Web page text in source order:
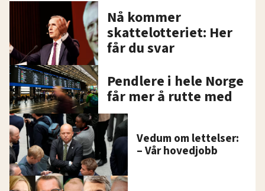
Nå kommer
skattelotteriet: Her
får du svar
Pendlere i hele Norge
får mer å rutte med
Vedum om lettelser:
– Vår hovedjobb